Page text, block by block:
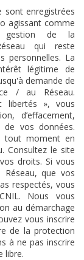
sont enregistrées
agissant comme
gestion de la
qui reste
personnelles. La
légitime de
demande de
/ au Réseau.
libertés », vous
d’effacement,
de vos données.
tout moment en
Consultez le site
droits. Si vous
que vos
respectés, vous
Nous vous
au démarchage
vous inscrire
de la protection
à ne pas inscrire
libre.